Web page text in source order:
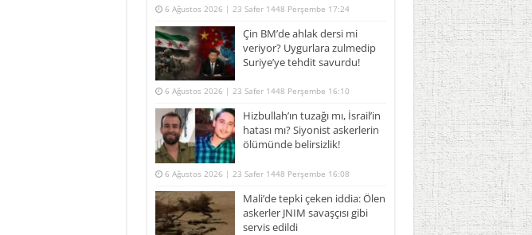
6 Ağustos 2026 | 23 Safer 1448 Perşembe 17:24
Çin BM’de ahlak dersi mi
veriyor? Uygurlara zulmedip
Suriye’ye tehdit savurdu!
6 Ağustos 2026 | 23 Safer 1448 Perşembe 16:10
Hizbullah’ın tuzağı mı, İsrail’in
hatası mı? Siyonist askerlerin
ölümünde belirsizlik!
6 Ağustos 2026 | 23 Safer 1448 Perşembe 16:08
Mali’de tepki çeken iddia: Ölen
askerler JNIM savaşçısı gibi
servis edildi